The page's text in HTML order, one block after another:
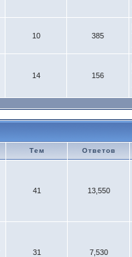
10 385
14 156
Тем Ответов
41 13,550
31 7,530